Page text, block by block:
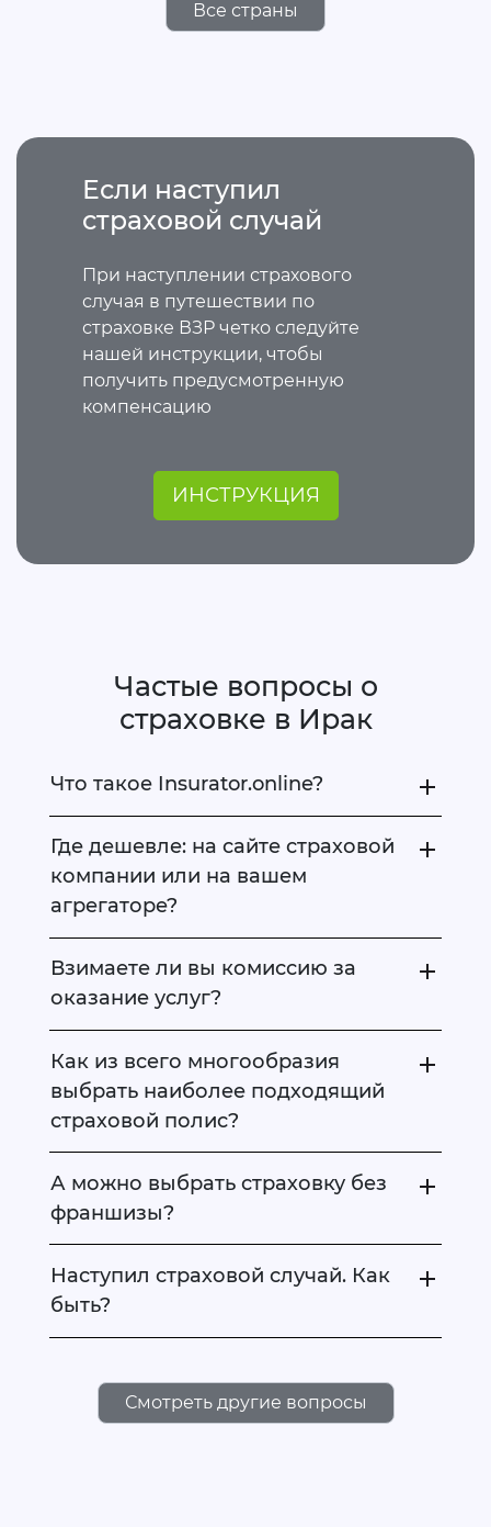
Все страны
Если наступил
страховой случай
При наступлении страхового
случая в путешествии по
страховке ВЗР четко следуйте
нашей инструкции, чтобы
получить предусмотренную
компенсацию
ИНСТРУКЦИЯ
Частые вопросы о
страховке в Ирак
Что такое Insurator.online?
Где дешевле: на сайте страховой
компании или на вашем
агрегаторе?
Взимаете ли вы комиссию за
оказание услуг?
Как из всего многообразия
выбрать наиболее подходящий
страховой полис?
А можно выбрать страховку без
франшизы?
Наступил страховой случай. Как
быть?
Смотреть другие вопросы